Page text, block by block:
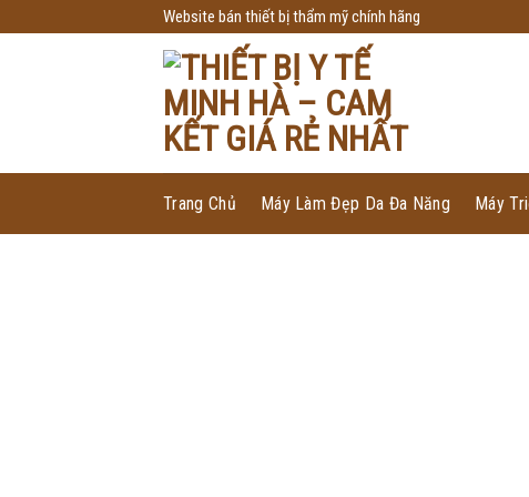
to
Website bán thiết bị thẩm mỹ chính hãng
Trang Chủ Máy Làm Đẹp Da Đa Năng Máy